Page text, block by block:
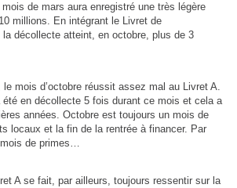
de mars aura enregistré une très légère
millions. En intégrant le Livret de
la décollecte atteint, en octobre, plus de 3
mois d’octobre réussit assez mal au Livret A.
en décollecte 5 fois durant ce mois et cela a
années. Octobre est toujours un mois de
locaux et la fin de la rentrée à financer. Par
de primes…
A se fait, par ailleurs, toujours ressentir sur la